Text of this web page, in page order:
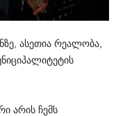
ასეთია რეალობა,
არის ჩემს